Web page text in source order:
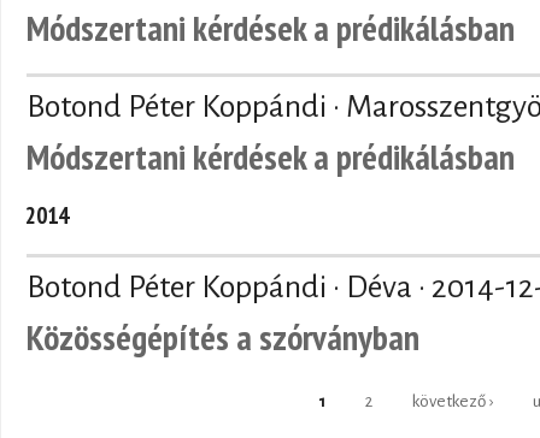
Módszertani kérdések a prédikálásban
Botond Péter Koppándi ·
Módszertani kérdések a prédikálásban
2014
Botond Péter Koppándi · Déva · 2014-
Közösségépítés a szórványban
1 2 következő ›